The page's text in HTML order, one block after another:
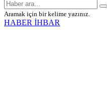
Aramak için bir kelime yazınız.
HABER İHBAR